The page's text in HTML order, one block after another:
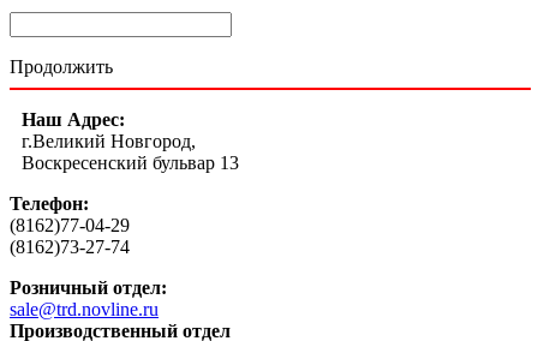
Продолжить
Наш Адрес:
г.Великий Новгород,
Воскресенский бульвар 13
Телефон:
(8162)77-04-29
(8162)73-27-74
Розничный отдел:
sale@trd.novline.ru
Производственный отдел